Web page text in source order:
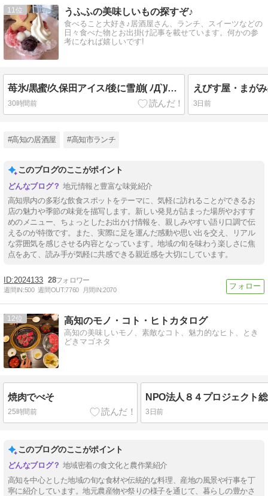
11 うふふの美味しいもの探すぞ♪
食べること大好き♪居酒屋さん、ランチ、スイーツなどの
日々食べた物とお出掛け記事を載せています。何かの参
考になれば嬉しいです!
苺氷/黒蜜/久保田アイス/後に雪崩( ﾉД`)/無料バック
30時間前
えびす屋・まが
3日前
#高知の居酒屋 #高知市ランチ
このブログのここがポイント
地元情報と豊富な味覚紹介
高知県内の多彩な飲食スポットをテーマに、気軽に訪れることができるお
店の魅力や季節の味覚を描写します。新しい発見が詰まった場所やおすす
めのメニュー、ちょっとしたお出かけ情報を、親しみやすい語り口調で伝
えるのが特徴です。また、実際に足を運んだ感動や思い出を交え、リアル
な雰囲気を感じさせる内容となっています。地域の旬を味わう楽しさに焦
点をあて、読み手が気軽に共感できる親近感を大切にしています。
2024133 28
週間IN:500 週間OUT:7760 月間IN:2070
12 高知のモノ・コト・ヒトカタログ
高知の美味しいモノ、素敵なコト、魅力的なヒト、とき
どきマゴネタ
焼肉でべそ
25時間前 3日前
このブログのここがポイント
地域密着の食文化と農作業紹介
高知を中心とした地域の旬な食材や伝統的な料理、産地の風景や行事を丁
寧に紹介しています。地元農産物や祭りの様子を通じて、暮らしの豊かさ